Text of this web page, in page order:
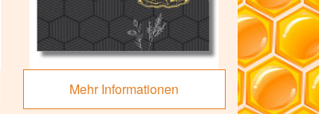
Mehr Informationen